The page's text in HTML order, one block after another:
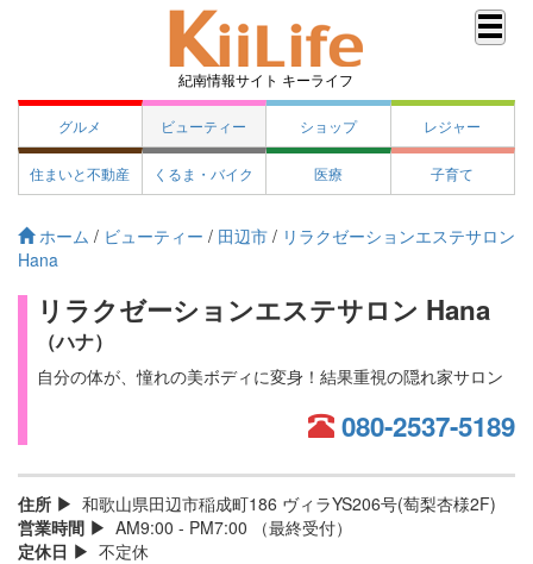
紀南情報サイト キーライフ
グルメ ビューティー ショップ レジャー
住まいと不動産 くるま・バイク 医療 子育て
ホーム / ビューティー / 田辺市 / リラクゼーションエステサロン
Hana
リラクゼーションエステサロン Hana
（ハナ）
自分の体が、憧れの美ボディに変身！結果重視の隠れ家サロン
080-2537-5189
住所
和歌山県田辺市稲成町186 ヴィラYS206号(萄梨杏様2F)
営業時間
AM9:00 - PM7:00 （最終受付）
定休日
不定休